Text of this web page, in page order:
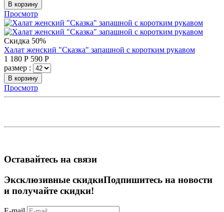
В корзину
Просмотр
Скидка 50%
Халат женский "Сказка" запашной с коротким рукавом
1 180 Р 590 Р
размер :
В корзину
Просмотр
Оставайтесь на связи
Эксклюзивные скидкиПодпишитесь на новости
и получайте скидки!